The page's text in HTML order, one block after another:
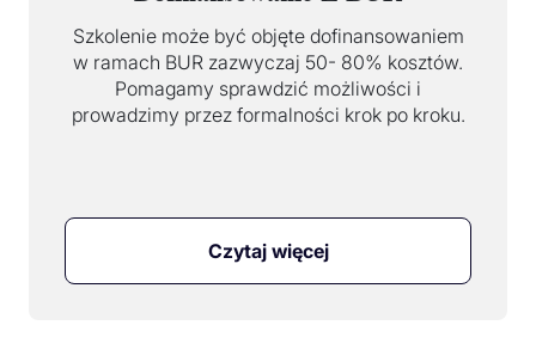
Szkolenie może być objęte dofinansowaniem
w ramach BUR zazwyczaj 50- 80% kosztów.
Pomagamy sprawdzić możliwości i
prowadzimy przez formalności krok po kroku.
Czytaj więcej